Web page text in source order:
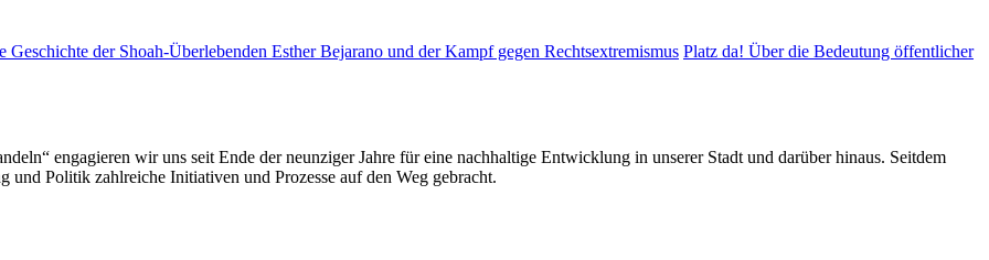
der Shoah-Überlebenden Esther Bejarano und der Kampf gegen Rechtsextremismus Platz da! Über die Bedeutung öffentlicher
engagieren wir uns seit Ende der neunziger Jahre für eine nachhaltige Entwicklung in unserer Stadt und darüber hinaus. Seitdem
Politik zahlreiche Initiativen und Prozesse auf den Weg gebracht.